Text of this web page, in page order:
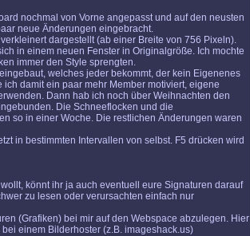
nochmal von Vorne angepasst und auf den neusten
neue Änderungen eingebracht.
dargestellt (ab einer Breite von 756 Pixeln).
in einem neuen Fenster in Originalgröße. Ich mochte
immer den Style sprengten.
welches jeder bekommt, der kein Eigenenes
damit ein paar mehr Member motiviert, eigene
Dann hab ich noch über Weihnachten den
Die Schneeflocken und die
so in einer Woche. Die restlichen Änderungen waren
in bestimmten Intervallen von selbst. F5 drücken wird
könnt ihr ja auch eventuell eure Signaturen darauf
zu lesen oder verursachten einfach nur
(Grafiken) bei mir auf den Webspace abzulegen. Hier
einem Bilderhoster (z.B. imageshack.us)